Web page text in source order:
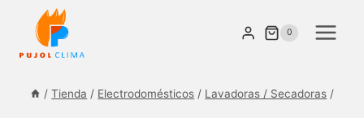
contenido
0
/ Tienda / Electrodomésticos / Lavadoras / Secadoras /